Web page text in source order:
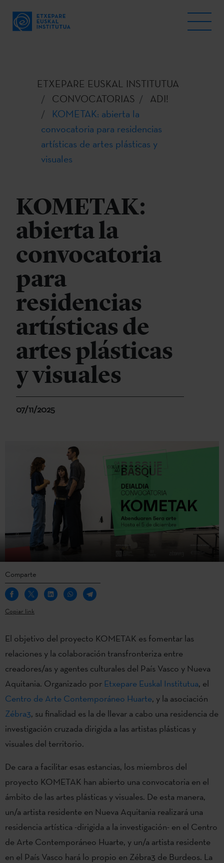
ETXEPARE EUSKAL INSTITUTUA
CONVOCATORIAS
ADI!
KOMETAK: abierta la
convocatoria para residencias
artísticas de artes plásticas y
visuales
KOMETAK:
abierta la
convocatoria
para
residencias
artísticas de
artes plásticas
y visuales
07/11/2025
Comparte
Copiar link
El objetivo del proyecto KOMETAK es fomentar las
relaciones y la colaboración transfronteriza entre
creadores/as y agentes culturales del País Vasco y Nueva
Aquitania. Organizado por Etxepare Euskal Institutua, el
Centro de Arte Contemporáneo Huarte, y la asociación
Zébra3, su finalidad es la de llevar a cabo una residencia de
investigación cruzada dirigida a las artistas plásticas y
visuales del territorio.
De cara a facilitar esas estancias, los miembros del
proyecto KOMETAK han abierto una convocatoria en el
ámbito de las artes plásticas y visuales. De esta manera,
un/a artista residente en Nueva Aquitania realizará una
residencia artística -dirigida a la investigación- en el Centro
de Arte Contemporáneo Huarte, y un/a artista residente
en el País Vasco hará lo propio en Zébra3 de Burdeos. La